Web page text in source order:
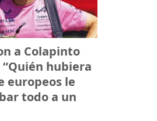
a Colapinto
hubiera
europeos le
todo a un